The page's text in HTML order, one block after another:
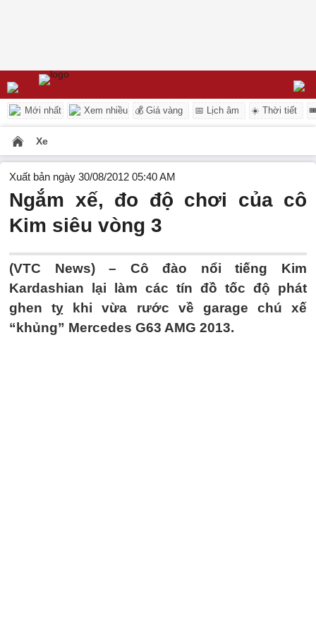
Mới nhất Xem nhiều 💰 Giá vàng 📅 Lịch âm ☀️ Thời tiết
Xe
Xuất bản ngày 30/08/2012 05:40 AM
Ngắm xế, đo độ chơi của cô
Kim siêu vòng 3
(VTC News) – Cô đào nổi tiếng Kim
Kardashian lại làm các tín đồ tốc độ phát
ghen tỵ khi vừa rước về garage chú xế
“khủng” Mercedes G63 AMG 2013.